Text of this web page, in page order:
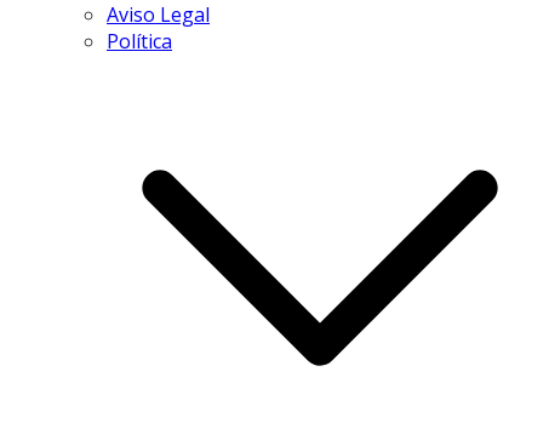
Aviso Legal
Política